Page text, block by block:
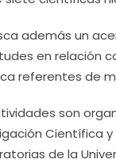
además un
en relación
referentes de
son
Científica y
de la